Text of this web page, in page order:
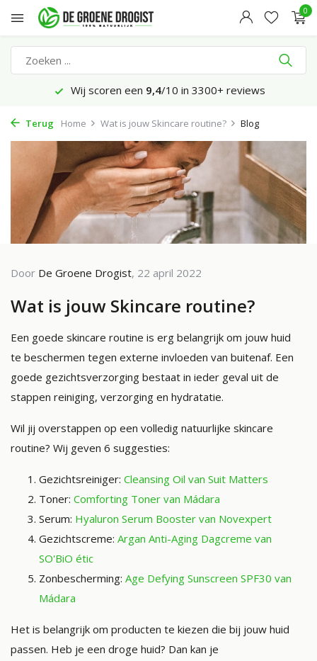
0
Wij scoren een 9,4/10 in 3300+ reviews
Terug Home Wat is jouw Skincare routine? Blog
Door De Groene Drogist, 22 april 2022
Wat is jouw Skincare routine?
Een goede skincare routine is erg belangrijk om jouw huid
te beschermen tegen externe invloeden van buitenaf. Een
goede gezichtsverzorging bestaat in ieder geval uit de
stappen reiniging, verzorging en hydratatie.
Wil jij overstappen op een volledig natuurlijke skincare
routine? Wij geven 6 suggesties:
Gezichtsreiniger: Cleansing Oil van Suit Matters
Toner: Comforting Toner van Mádara
Serum: Hyaluron Serum Booster van Novexpert
Gezichtscreme: Argan Anti-Aging Dagcreme van
SO'BiO étic
Zonbescherming: Age Defying Sunscreen SPF30 van
Mádara
Het is belangrijk om producten te kiezen die bij jouw huid
passen. Heb je een droge huid? Dan kan je